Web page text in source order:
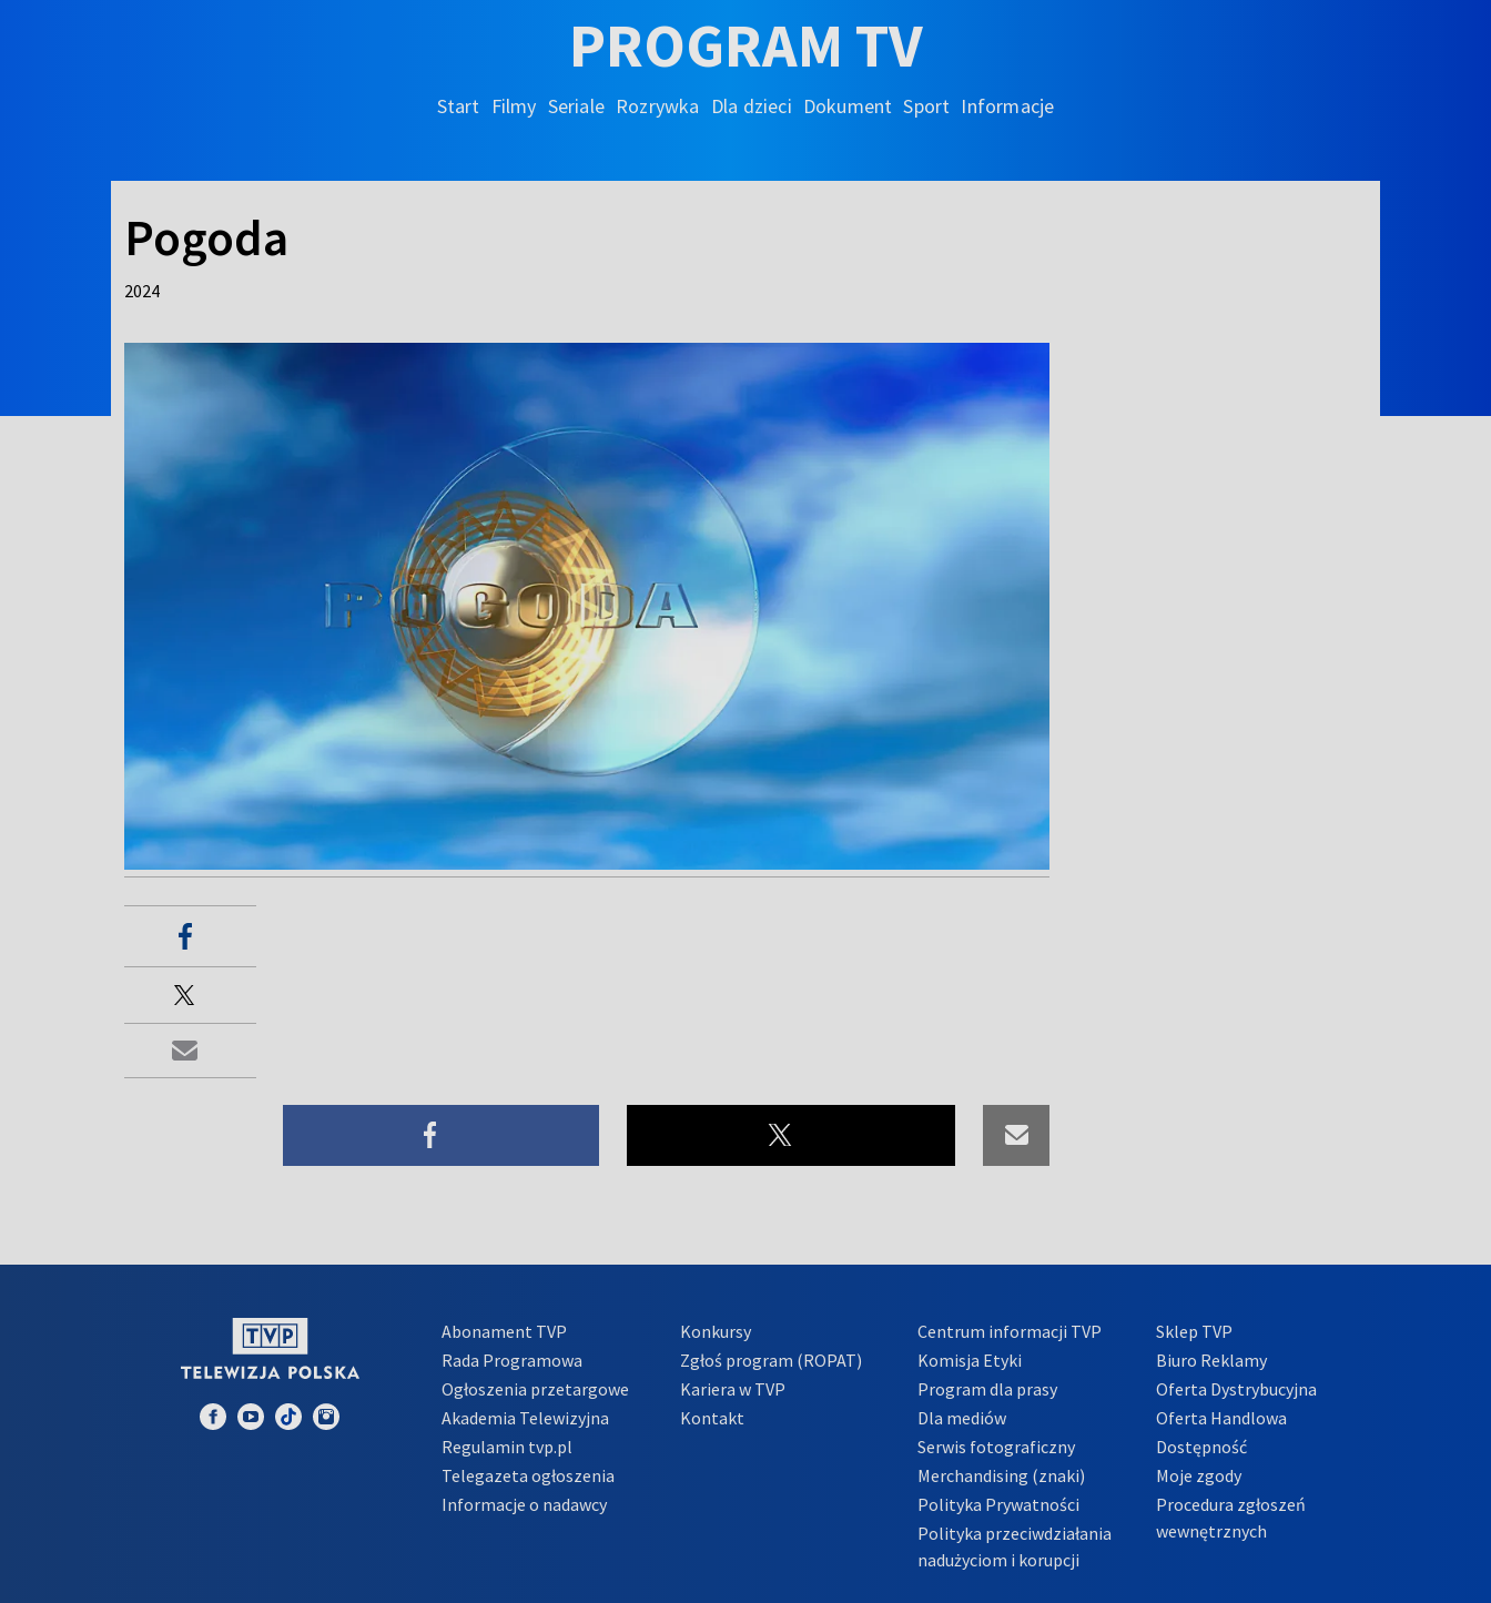
PROGRAM TV
Start Filmy Seriale Rozrywka Dla dzieci Dokument Sport Informacje
Pogoda
2024
Abonament TVP
Rada Programowa
Ogłoszenia przetargowe
Akademia Telewizyjna
Regulamin tvp.pl
Telegazeta ogłoszenia
Informacje o nadawcy
Konkursy
Zgłoś program (ROPAT)
Kariera w TVP
Kontakt
Centrum informacji TVP
Komisja Etyki
Program dla prasy
Dla mediów
Serwis fotograficzny
Merchandising (znaki)
Polityka Prywatności
Polityka przeciwdziałania
nadużyciom i korupcji
Sklep TVP
Biuro Reklamy
Oferta Dystrybucyjna
Oferta Handlowa
Dostępność
Moje zgody
Procedura zgłoszeń
wewnętrznych